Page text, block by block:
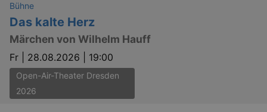
Bühne
Das kalte Herz
Märchen von Wilhelm Hauff
Fr | 28.08.2026 | 19:00
Open-Air-Theater Dresden
2026